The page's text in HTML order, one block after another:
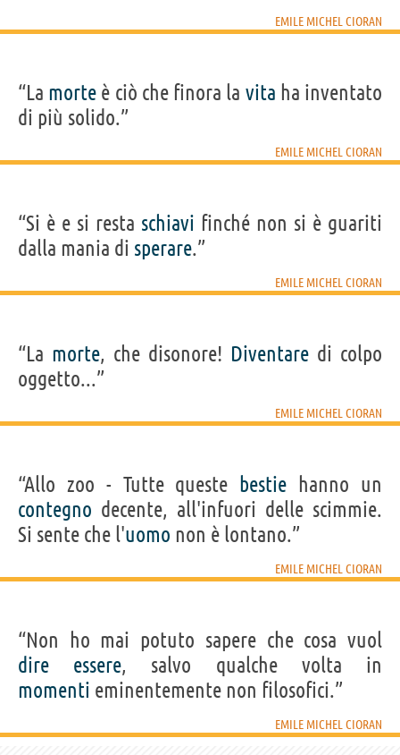
EMILE MICHEL CIORAN
“La morte è ciò che finora la vita ha inventato
di più solido.”
EMILE MICHEL CIORAN
“Si è e si resta schiavi finché non si è guariti
dalla mania di sperare.”
EMILE MICHEL CIORAN
“La morte, che disonore! Diventare di colpo
oggetto...”
EMILE MICHEL CIORAN
“Allo zoo - Tutte queste bestie hanno un
contegno decente, all'infuori delle scimmie.
Si sente che l'uomo non è lontano.”
EMILE MICHEL CIORAN
“Non ho mai potuto sapere che cosa vuol
dire
essere, salvo qualche volta in
momenti eminentemente non filosofici.”
EMILE MICHEL CIORAN